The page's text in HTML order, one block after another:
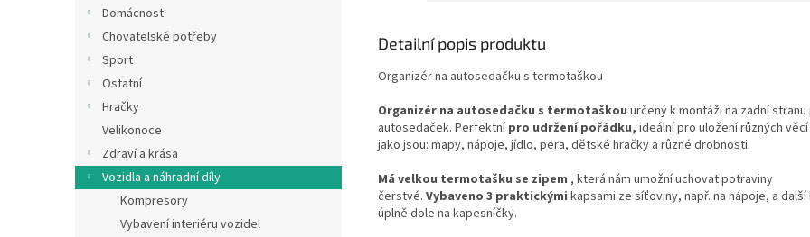
Domácnost
Chovatelské potřeby
Sport
Ostatní
Hračky
Velikonoce
Zdraví a krása
Vozidla a náhradní díly
Kompresory
Vybavení interiéru vozidel
Detailní popis produktu
Organizér na autosedačku s termotaškou
Organizér na autosedačku s termotaškou určený k montáži na zadní
autosedaček. Perfektnípro udržení pořádku, ideální pro uložení různých
jako jsou: mapy, nápoje, jídlo, pera, dětské hračky a různé drobnosti.
Má velkou termotašku se zipem , která nám umožní uchovat potraviny
čerstvé. Vybaveno 3 praktickými kapsami ze síťoviny, např. na nápoje, a
úplně dole na kapesníčky.